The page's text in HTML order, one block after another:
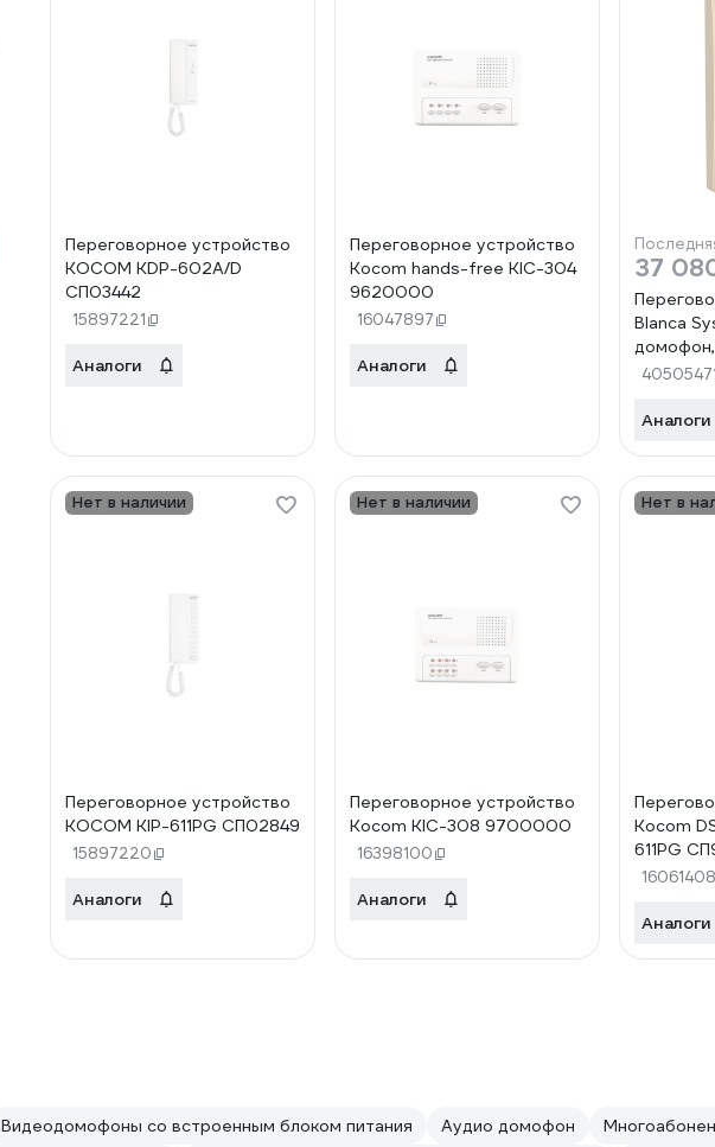
Переговорное устройство
KOCOM KDP-602A/D
СП03442
15897221
Аналоги
Переговорное устройство
Kocom hands-free KIC-304
9620000
16047897
Аналоги
37
Blanca
домофон,
Аналоги
Нет в наличии
Переговорное устройство
KOCOM KIP-611PG СП02849
15897220
Аналоги
Нет в наличии
Переговорное устройство
Kocom KIC-308 9700000
16398100
Аналоги
Нет в
Kocom
611PG
16061408
Аналоги
Видеодомофоны со встроенным блоком питания Аудио домофон